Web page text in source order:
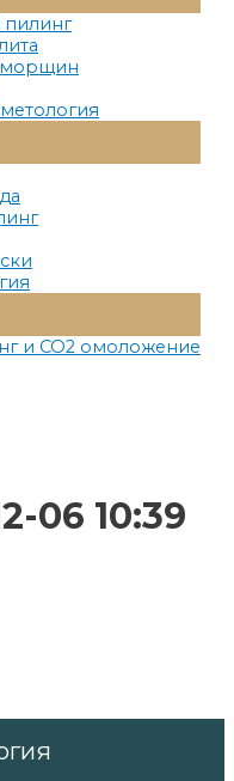
Меню
пилинг
морщин
Меню
Меню
и СО2 омоложение
06 10:39